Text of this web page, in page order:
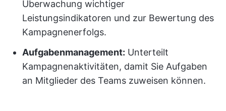
Überwachung wichtiger
Leistungsindikatoren und zur Bewertung des
Kampagnenerfolgs.
Aufgabenmanagement: Unterteilt
Kampagnenaktivitäten, damit Sie Aufgaben
an Mitglieder des Teams zuweisen können.